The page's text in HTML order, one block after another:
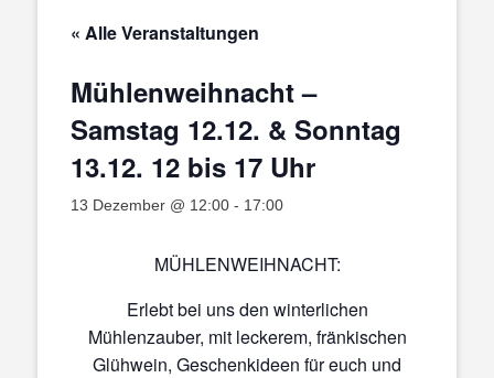
« Alle Veranstaltungen
Mühlenweihnacht –
Samstag 12.12. & Sonntag
13.12. 12 bis 17 Uhr
13 Dezember @ 12:00 - 17:00
MÜHLENWEIHNACHT:
Erlebt bei uns den winterlichen
Mühlenzauber, mit leckerem, fränkischen
Glühwein, Geschenkideen für euch und